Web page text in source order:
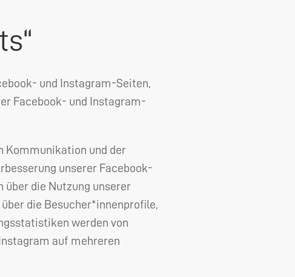
und Instagram-Seiten,
Facebook- und Instagram-
Kommunikation und der
unserer Facebook-
die Nutzung unserer
die Besucher*innenprofile,
werden von
auf mehreren